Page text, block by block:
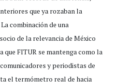
que ya rozaban la
combinación de una
de la relevancia de México
FITUR se mantenga como la
y periodistas de
el termómetro real de hacia